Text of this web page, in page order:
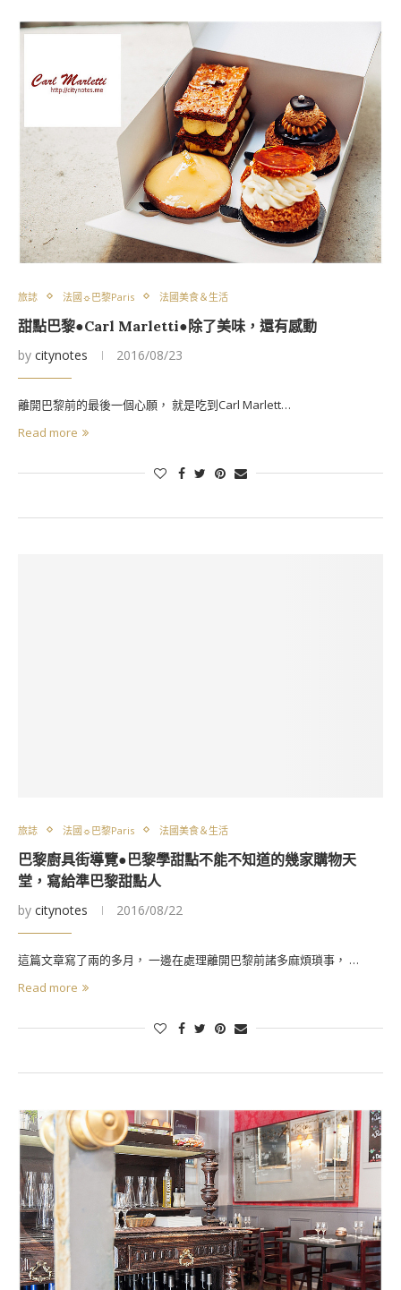
旅誌 法國☼巴黎Paris 法國美食＆生活
甜點巴黎●Carl Marletti●除了美味，還有感動
by citynotes 2016/08/23
離開巴黎前的最後一個心願， 就是吃到Carl Marlett…
Read more
旅誌 法國☼巴黎Paris 法國美食＆生活
巴黎廚具街導覽●巴黎學甜點不能不知道的幾家購物天
堂，寫給準巴黎甜點人
by citynotes 2016/08/22
這篇文章寫了兩的多月， 一邊在處理離開巴黎前諸多麻煩瑣事， …
Read more